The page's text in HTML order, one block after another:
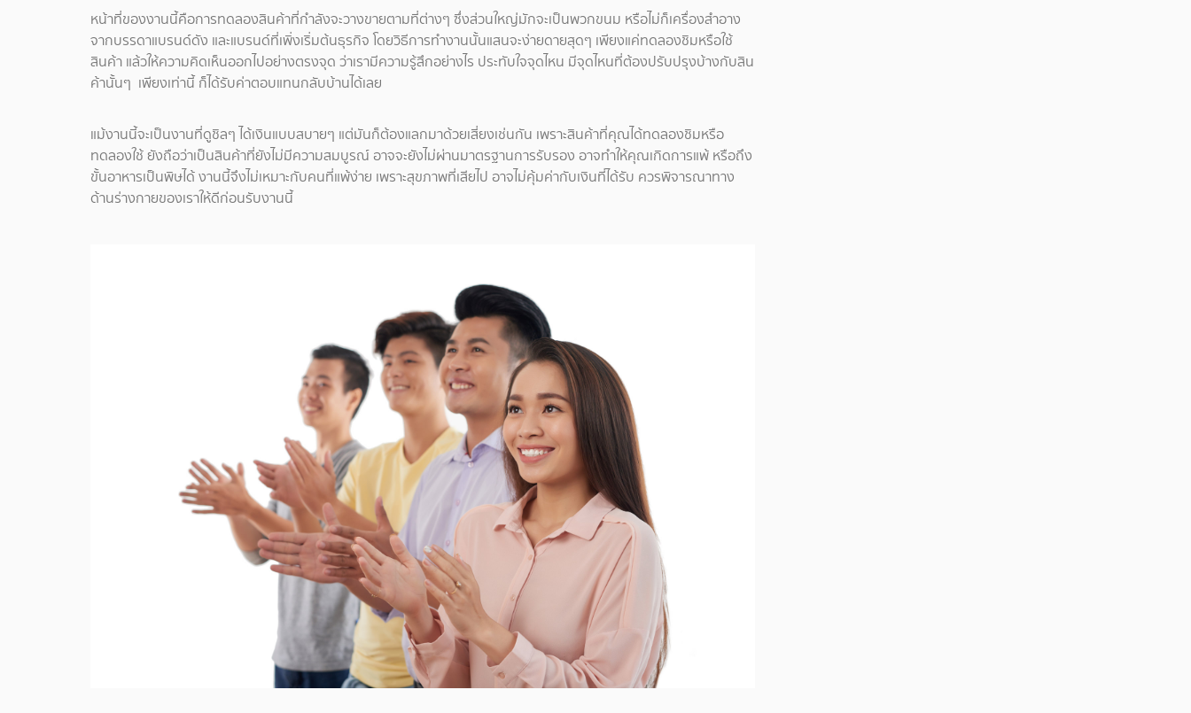
หน้าที่ของงานนี้คือการทดลองสินค้าที่กำลังจะวางขายตามที่ต่างๆ ซึ่งส่วนใหญ่มักจะเป็นพวกขนม หรือไม่ก็เครื่องสำอาง
จากบรรดาแบรนด์ดัง และแบรนด์ที่เพิ่งเริ่มต้นธุรกิจ โดยวิธีการทำงานนั้นแสนจะง่ายดายสุดๆ เพียงแค่ทดลองชิมหรือใช้
สินค้า แล้วให้ความคิดเห็นออกไปอย่างตรงจุด ว่าเรามีความรู้สึกอย่างไร ประทับใจจุดไหน มีจุดไหนที่ต้องปรับปรุงบ้างกับสิน
ค้านั้นๆ เพียงเท่านี้ ก็ได้รับค่าตอบแทนกลับบ้านได้เลย
แม้งานนี้จะเป็นงานที่ดูชิลๆ ได้เงินแบบสบายๆ แต่มันก็ต้องแลกมาด้วยเสี่ยงเช่นกัน เพราะสินค้าที่คุณได้ทดลองชิมหรือ
ทดลองใช้ ยังถือว่าเป็นสินค้าที่ยังไม่มีความสมบูรณ์ อาจจะยังไม่ผ่านมาตรฐานการรับรอง อาจทำให้คุณเกิดการแพ้ หรือถึง
ขั้นอาหารเป็นพิษได้ งานนี้จึงไม่เหมาะกับคนที่แพ้ง่าย เพราะสุขภาพที่เสียไป อาจไม่คุ้มค่ากับเงินที่ได้รับ ควรพิจารณาทาง
ด้านร่างกายของเราให้ดีก่อนรับงานนี้